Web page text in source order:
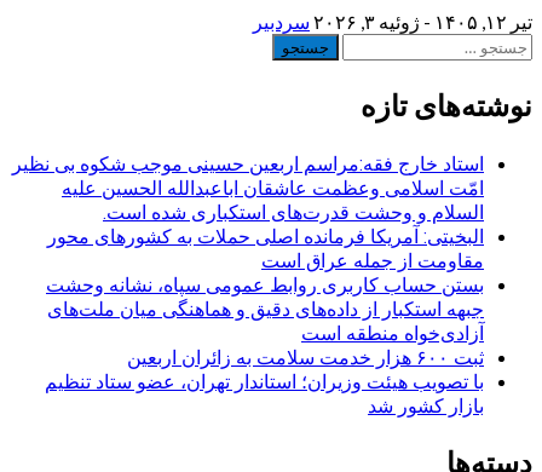
تیر ۱۲, ۱۴۰۵ - ژوئیه ۳, ۲۰۲۶
سردبیر
جستجو
نوشته‌های تازه
استاد خارج فقه:مراسم اربعین حسینی موجب شکوه بی نظیر
امّت اسلامی وعظمت عاشقان اباعبدالله الحسین علیه
السلام و وحشت قدرت‌های استکباری شده است.
البخیتی: آمریکا فرمانده اصلی حملات به کشورهای محور
مقاومت از جمله عراق است
بستن حساب کاربری روابط عمومی سپاه، نشانه‌ وحشت
جبهه استکبار از داده‌های دقیق و هماهنگی میان ملت‌های
آزادی‌خواه منطقه است
ثبت ۶۰۰ هزار خدمت سلامت به زائران اربعین
با تصویب هیئت وزیران؛ استاندار تهران، عضو ستاد تنظیم
بازار کشور شد
دسته‌ها